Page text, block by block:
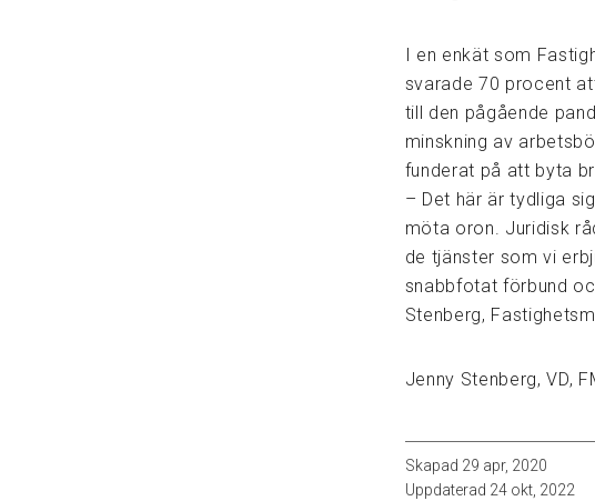
I en enkät som
svarade 70 procent
till den pågående
minskning av
funderat på att byta
– Det här är tydliga
möta oron. Juridisk
de tjänster som vi
snabbfotat förbund
Stenberg,
Jenny Stenberg, VD,
Skapad 29 apr, 2020
Uppdaterad 24 okt, 2022